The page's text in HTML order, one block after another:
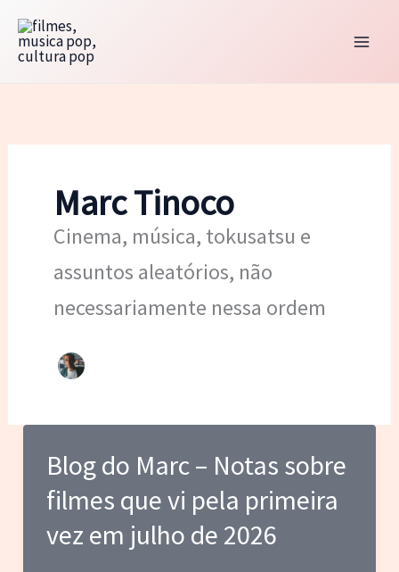
para
Marc Tinoco
Cinema, música, tokusatsu e
assuntos aleatórios, não
necessariamente nessa ordem
Blog do Marc – Notas sobre
filmes que vi pela primeira
vez em julho de 2026